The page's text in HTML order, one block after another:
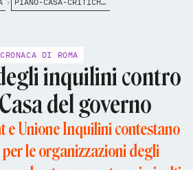
CRONACA DI ROMA
inquilini contro
del governo
e Unione Inquilini contestano
le organizzazioni degli